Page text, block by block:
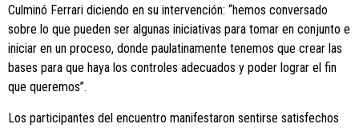
Culminó Ferrari diciendo en su intervención: “hemos conversado
sobre lo que pueden ser algunas iniciativas para tomar en conjunto e
iniciar en un proceso, donde paulatinamente tenemos que crear las
bases para que haya los controles adecuados y poder lograr el fin
que queremos”.
Los participantes del encuentro manifestaron sentirse satisfechos